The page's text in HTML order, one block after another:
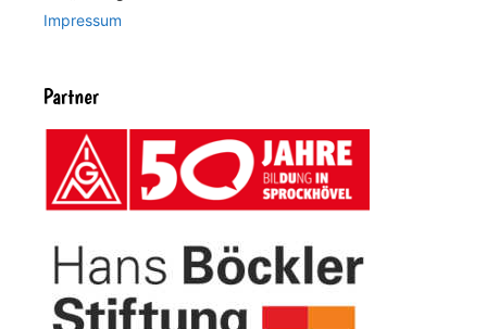
Impressum
Partner